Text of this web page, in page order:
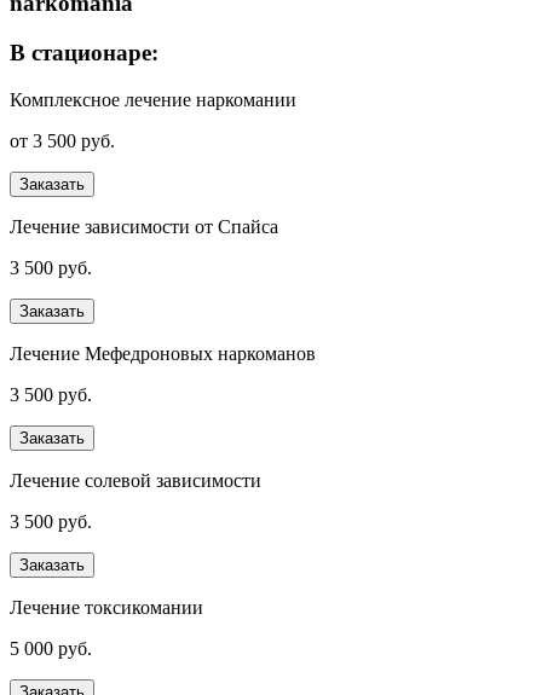
В стационаре:
Комплексное лечение наркомании
от 3 500 руб.
Заказать
Лечение зависимости от Спайса
3 500 руб.
Заказать
Лечение Мефедроновых наркоманов
3 500 руб.
Заказать
Лечение солевой зависимости
3 500 руб.
Заказать
Лечение токсикомании
5 000 руб.